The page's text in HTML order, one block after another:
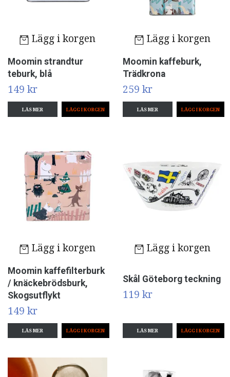
Lägg i korgen
Moomin strandtur
teburk, blå
149 kr
LÄS MER
Lägg i korgen
Moomin kaffeburk,
Trädkrona
259 kr
LÄS MER
Lägg i korgen
Moomin kaffefilterburk
/ knäckebrödsburk,
Skogsutflykt
149 kr
LÄS MER
Lägg i korgen
Skål Göteborg teckning
119 kr
LÄS MER